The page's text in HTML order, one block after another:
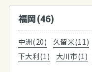
福岡(46)
中洲(20) 久留米(11)
下大利(1)
大川市(1)